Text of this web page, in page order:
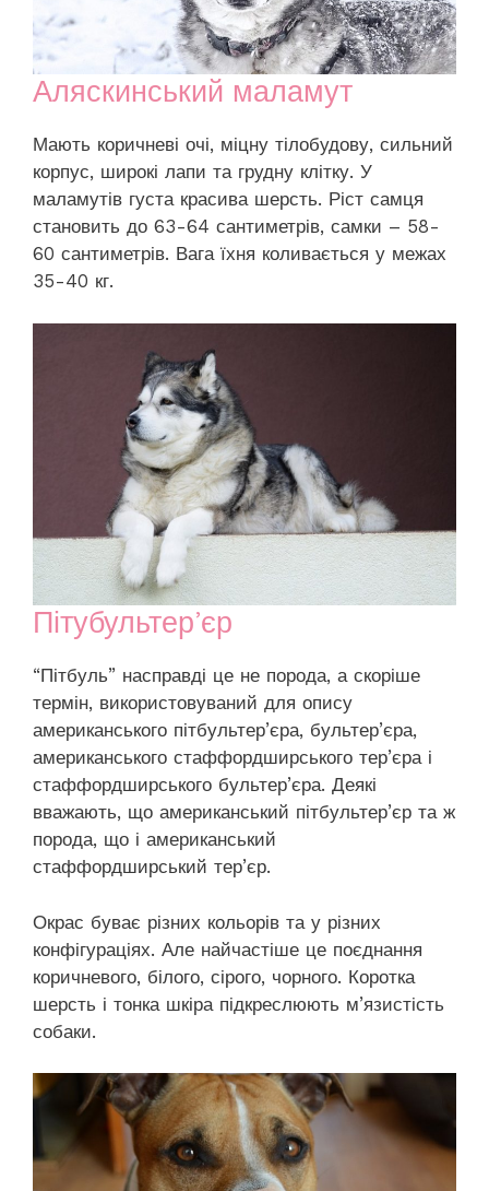
Аляскинський маламут
Мають коричневі очі, міцну тілобудову, сильний
корпус, широкі лапи та грудну клітку. У
маламутів густа красива шерсть. Ріст самця
становить до 63-64 сантиметрів, самки – 58-
60 сантиметрів. Вага їхня коливається у межах
35-40 кг.
Пітубультер’єр
“Пітбуль” насправді це не порода, а скоріше
термін, використовуваний для опису
американського пітбультер’єра, бультер’єра,
американського стаффордширського тер’єра і
стаффордширського бультер’єра. Деякі
вважають, що американський пітбультер’єр та ж
порода, що і американський
стаффордширський тер’єр.
Окрас буває різних кольорів та у різних
конфігураціях. Але найчастіше це поєднання
коричневого, білого, сірого, чорного. Коротка
шерсть і тонка шкіра підкреслюють м’язистість
собаки.